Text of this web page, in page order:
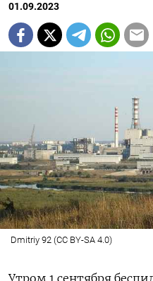
01.09.2023
Dmitriy 92 (CC BY-SA 4.0)